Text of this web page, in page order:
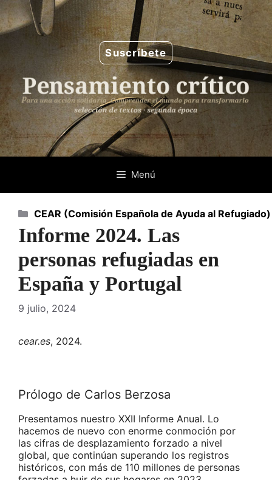
Saltar
al
contenido
Suscríbete
Menú
Informe 2024. Las
personas refugiadas en
España y Portugal
9 julio, 2024
cear.es, 2024.
Prólogo de Carlos Berzosa
Presentamos nuestro XXII Informe Anual. Lo
hacemos de nuevo con enorme conmoción por
las cifras de desplazamiento forzado a nivel
global, que continúan superando los registros
históricos, con más de 110 millones de personas
Categorías
CEAR (Comisión Española de Ayuda al Refugiado)